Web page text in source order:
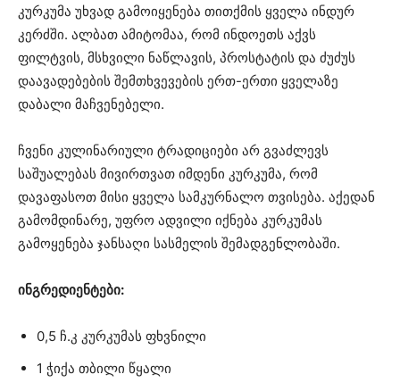
კურკუმა უხვად გამოიყენება თითქმის ყველა ინდურ
კერძში. ალბათ ამიტომაა, რომ ინდოეთს აქვს
ფილტვის, მსხვილი ნაწლავის, პროსტატის და ძუძუს
დაავადებების შემთხვევების ერთ-ერთი ყველაზე
დაბალი მაჩვენებელი.
ჩვენი კულინარიული ტრადიციები არ გვაძლევს
საშუალებას მივირთვათ იმდენი კურკუმა, რომ
დავაფასოთ მისი ყველა სამკურნალო თვისება. აქედან
გამომდინარე, უფრო ადვილი იქნება კურკუმას
გამოყენება ჯანსაღი სასმელის შემადგენლობაში.
ინგრედიენტები:
0,5 ჩ.კ კურკუმას ფხვნილი
1 ჭიქა თბილი წყალი